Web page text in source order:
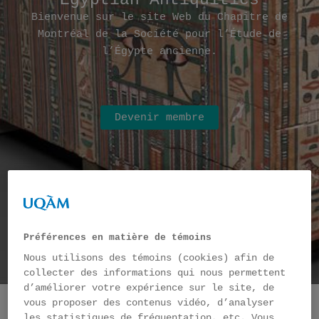
Bienvenue sur le site Web du Chapitre de
Montréal de la Société pour l’Étude de
l’Égypte ancienne.
Devenir membre
Préférences en matière de témoins
Nous utilisons des témoins (cookies) afin de
collecter des informations qui nous permettent
d’améliorer votre expérience sur le site, de
vous proposer des contenus vidéo, d’analyser